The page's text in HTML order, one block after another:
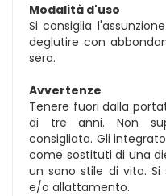
Modalità d'uso
Si consiglia
deglutire con
sera.
Avvertenze
Tenere fuori dalla
ai tre anni. Non
consigliata. Gli
come sostituti di una
un sano stile di vita. Si
e/o allattamento.